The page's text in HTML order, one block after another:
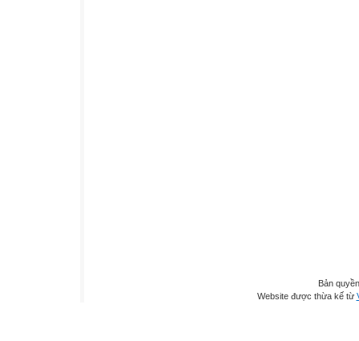
Bản
Website được thừa kế từ